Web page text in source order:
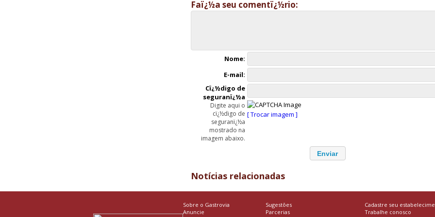
Faï¿½a seu comentï¿½rio:
Nome:
E-mail:
Cï¿½digo de
seguranï¿½a
Digite aqui o
cï¿½digo de
seguranï¿½a
mostrado na
imagem abaixo.
[ Trocar imagem ]
Notícias relacionadas
Sobre o Gastrovia
Anuncie
Sugestões
Parcerias
Cadastre seu
Trabalhe conosco